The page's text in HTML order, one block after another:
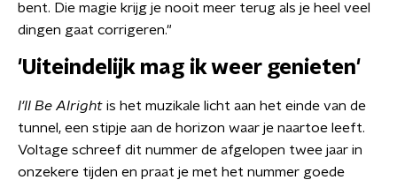
bent. Die magie krijg je nooit meer terug als je heel veel
dingen gaat corrigeren."
'Uiteindelijk mag ik weer genieten'
I'll Be Alright is het muzikale licht aan het einde van de
tunnel, een stipje aan de horizon waar je naartoe leeft.
Voltage schreef dit nummer de afgelopen twee jaar in
onzekere tijden en praat je met het nummer goede